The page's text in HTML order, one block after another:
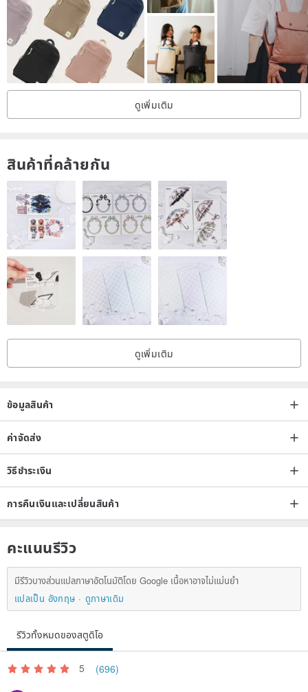
- The actual sewing may be slightly different from the product
photo. This cannot be counted as a defect.
- Every piece of leather has different grains, creases, and may even
have scars or spots.
-Please allow for some variation in color as displayed on different
en.pinkoi.com/product/PaQzVxxq?cate...
ดูเพิ่มเติม
สินค้าที่คล้ายกัน
ดูเพิ่มเติม
ข้อมูลสินค้า
ค่าจัดส่ง
วิธีชำระเงิน
การคืนเงินและเปลี่ยนสินค้า
คะแนนรีวิว
มีรีวิวบางส่วนแปลภาษาอัตโนมัติโดย Google เนื้อหาอาจไม่แม่นยำ
แปลเป็น อังกฤษ
ดูภาษาเดิม
รีวิวทั้งหมดของสตูดิโอ
5 (696)